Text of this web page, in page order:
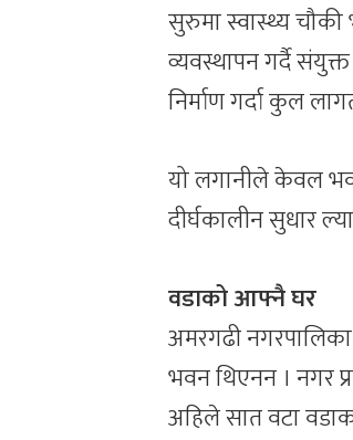
सुरुमा स्वास्थ्य चौकी
व्यवस्थापन गर्दै
निर्माण गर्दा कुल
यो लगानीले केवल
दीर्घकालीन सुधार
वडाको आफ्नै घर
अमरगढी
भवन थिएनन । नगर
अहिले सात वटा